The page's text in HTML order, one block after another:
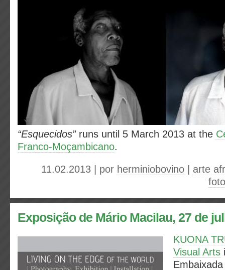
“Esquecidos”runs until 5 March 2013 at the
Franco-Moçambicano.
11.02.2013 | por herminiobovino
arte
Exposição de Mário Macilau, 27 de
KUONA
Visual Arts